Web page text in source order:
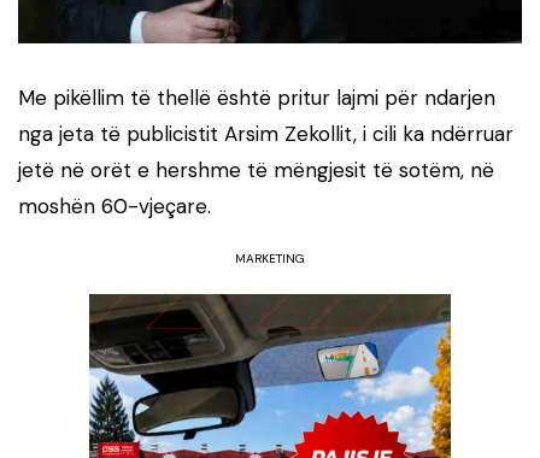
Me pikëllim të thellë është pritur lajmi për ndarjen
nga jeta të publicistit Arsim Zekollit, i cili ka ndërruar
jetë në orët e hershme të mëngjesit të sotëm, në
moshën 60-vjeçare.
MARKETING